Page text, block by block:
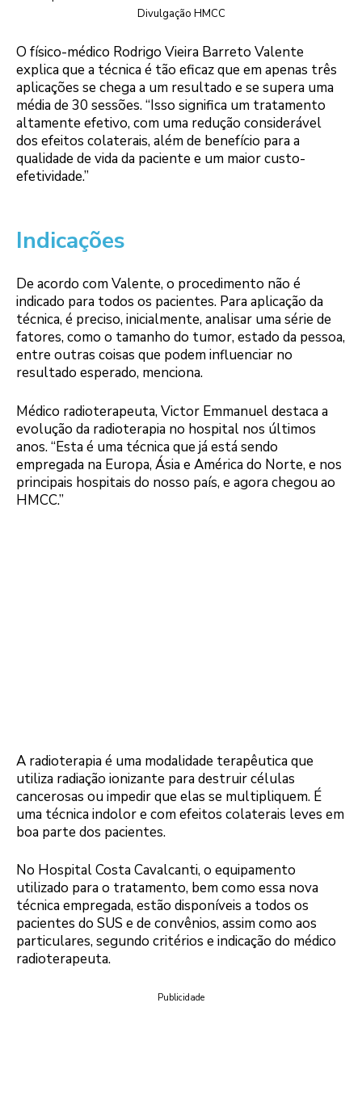
Divulgação HMCC
O físico-médico Rodrigo Vieira Barreto Valente
explica que a técnica é tão eficaz que em apenas três
aplicações se chega a um resultado e se supera uma
média de 30 sessões. “Isso significa um tratamento
altamente efetivo, com uma redução considerável
dos efeitos colaterais, além de benefício para a
qualidade de vida da paciente e um maior custo-
efetividade.”
Indicações
De acordo com Valente, o procedimento não é
indicado para todos os pacientes. Para aplicação da
técnica, é preciso, inicialmente, analisar uma série de
fatores, como o tamanho do tumor, estado da pessoa,
entre outras coisas que podem influenciar no
resultado esperado, menciona.
Médico radioterapeuta, Victor Emmanuel destaca a
evolução da radioterapia no hospital nos últimos
anos. “Esta é uma técnica que já está sendo
empregada na Europa, Ásia e América do Norte, e nos
principais hospitais do nosso país, e agora chegou ao
HMCC.”
A radioterapia é uma modalidade terapêutica que
utiliza radiação ionizante para destruir células
cancerosas ou impedir que elas se multipliquem. É
uma técnica indolor e com efeitos colaterais leves em
boa parte dos pacientes.
No Hospital Costa Cavalcanti, o equipamento
utilizado para o tratamento, bem como essa nova
técnica empregada, estão disponíveis a todos os
pacientes do SUS e de convênios, assim como aos
particulares, segundo critérios e indicação do médico
radioterapeuta.
Publicidade